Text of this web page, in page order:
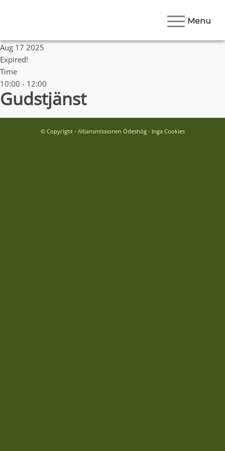
Menu
Aug 17 2025
Expired!
Time
10:00 - 12:00
Gudstjänst
© Copyright - Alliansmissionen Ödeshög - Inga Cookies